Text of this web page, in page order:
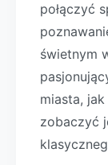
połączyć
świetnym
miasta,
zobaczyć